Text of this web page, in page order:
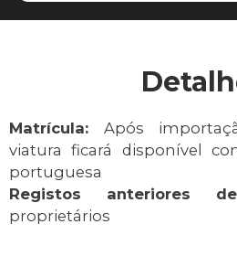
Matrícula: Após
viatura ficará disponível
portuguesa
Registos anteriores
proprietários